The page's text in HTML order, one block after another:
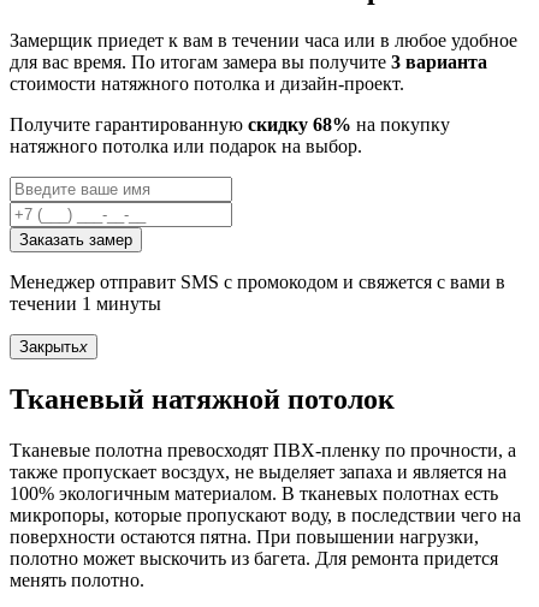
Замерщик приедет к вам в течении часа или в любое удобное
для вас время. По итогам замера вы получите 3 варианта
стоимости натяжного потолка и дизайн-проект.
Получите гарантированную скидку 68% на покупку
натяжного потолка или подарок на выбор.
Заказать замер
Менеджер отправит SMS с промокодом и свяжется с вами в
течении 1 минуты
Закрытьx
Тканевый натяжной потолок
Тканевые полотна превосходят ПВХ-пленку по прочности, а
также пропускает восздух, не выделяет запаха и является на
100% экологичным материалом. В тканевых полотнах есть
микропоры, которые пропускают воду, в последствии чего на
поверхности остаются пятна. При повышении нагрузки,
полотно может выскочить из багета. Для ремонта придется
менять полотно.